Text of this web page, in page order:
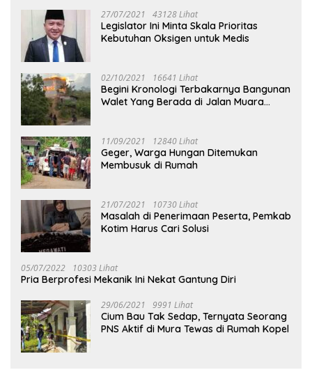
27/07/2021 43128 Lihat
Legislator Ini Minta Skala Prioritas
Kebutuhan Oksigen untuk Medis
02/10/2021 16641 Lihat
Begini Kronologi Terbakarnya Bangunan
Walet Yang Berada di Jalan Muara
11/09/2021 12840 Lihat
Geger, Warga Hungan Ditemukan
Membusuk di Rumah
21/07/2021 10730 Lihat
Masalah di Penerimaan Peserta, Pemkab
Kotim Harus Cari Solusi
05/07/2022 10303 Lihat
Pria Berprofesi Mekanik Ini Nekat Gantung Diri
29/06/2021 9991 Lihat
Cium Bau Tak Sedap, Ternyata Seorang
PNS Aktif di Mura Tewas di Rumah Kopel